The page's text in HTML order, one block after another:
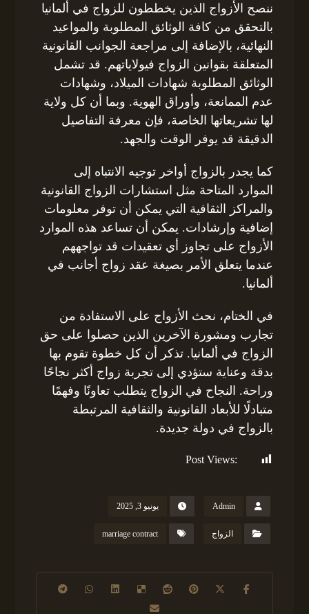
ننصح الأزواج الذين يخططون للزواج في ألمانيا
بالتحقق من كافة الوثائق المطلوبة والمواعيد
النهائية، بالإضافة إلى مراجعة الجوانب القانونية
المتعلقة بقوانين الزواج فيولاياتهم. قد تشمل
الوثائق المطلوبة شهادات الميلاد، وشهادات
عدم الممانعة، وأوراق الهوية. وبما أن كل ولاية
لها تشريعاتها الخاصة، فإن معرفة التفاصيل
الدقيقة قد يوفر الوقت والجهد.
كما يجدر بالزواج أواخر توجيه الانتباه إلى
الموارد المتاحة مثل استشارات الزواج القانونية
والمراكز الثقافية التي يمكن أن توفر معلومات
إضافية وإرشادات. يمكن أن تساعد هذه الموارد
الأزواج على تجاوز أي تعقيدات قد تواجههم
عندما يتعلق الأمر بصيغة عقد زواج أجانب في
ألمانيا.
في الختام، نحث الأزواج على الاستفادة من
تجارب ومشورة الآخرين الذين حصلوا على حق
الزواج في ألمانيا. تذكر أن كل خطوة تقوم بها
بدقة وعناية ستؤدي إلى تجربة زواج أكثر نجاحًا
وراحة. النجاح في الزواج يتطلب تعاونًا وفهمًا
متبادلًا للأبعاد القانونية والثقافية المرتبطة
بالزواج في دولة جديدة.
Post Views:
Admin يونيو 3, 2025
الزواج marriage contract